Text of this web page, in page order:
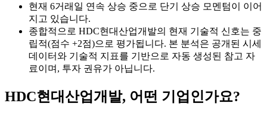
현재 6거래일 연속 상승 중으로 단기 상승 모멘텀이 이어
지고 있습니다.
종합적으로 HDC현대산업개발의 현재 기술적 신호는 중
립적(점수 +2점)으로 평가됩니다. 본 분석은 공개된 시세
데이터와 기술적 지표를 기반으로 자동 생성된 참고 자
료이며, 투자 권유가 아닙니다.
HDC현대산업개발, 어떤 기업인가요?